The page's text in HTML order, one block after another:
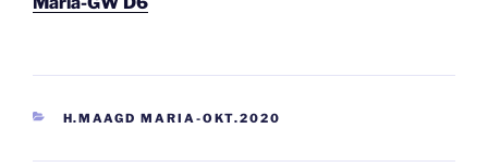
CATEGORIEËN
H.MAAGD MARIA-OKT.2020